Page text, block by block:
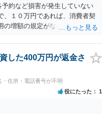
約など損害が発生していない
、１０万円であれば、消費者契
の増額の規定がなかったのに増
ないことになります。
した400万円が返金さ
・住所・電話番号が不明
役にたった 1